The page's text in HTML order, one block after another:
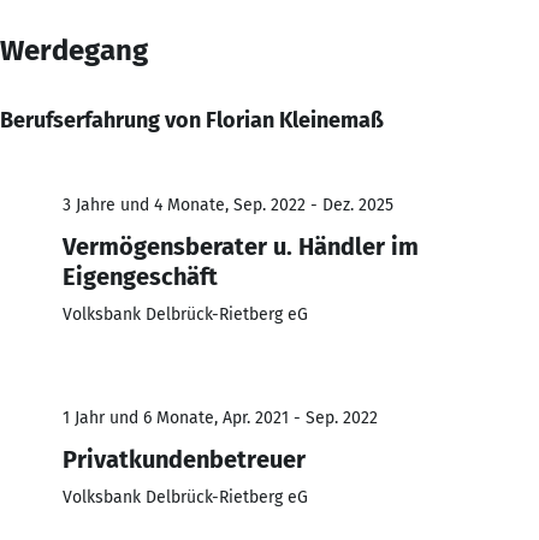
Werdegang
Berufserfahrung von Florian Kleinemaß
3 Jahre und 4 Monate, Sep. 2022 - Dez. 2025
Vermögensberater u. Händler im
Eigengeschäft
Volksbank Delbrück-Rietberg eG
1 Jahr und 6 Monate, Apr. 2021 - Sep. 2022
Privatkundenbetreuer
Volksbank Delbrück-Rietberg eG